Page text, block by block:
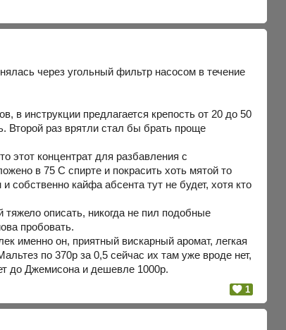
через угольный фильтр насосом в течение
инструкции предлагается крепость от 20 до 50
Второй раз врятли стал бы брать проще
этот концентрат для разбавления с
в 75 С спирте и покрасить хоть мятой то
собственно кайфа абсента тут не будет, хотя кто
описать, никогда не пил подобные
пробовать.
именно он, приятный вискарный аромат, легкая
по 370р за 0,5 сейчас их там уже вроде нет,
до Джемисона и дешевле 1000р.
1